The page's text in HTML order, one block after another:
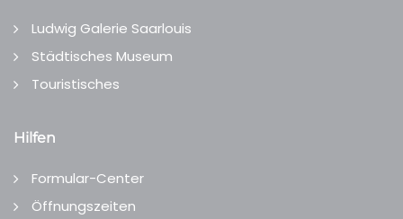
Ludwig Galerie Saarlouis
Städtisches Museum
Touristisches
Hilfen
Formular-Center
Öffnungszeiten